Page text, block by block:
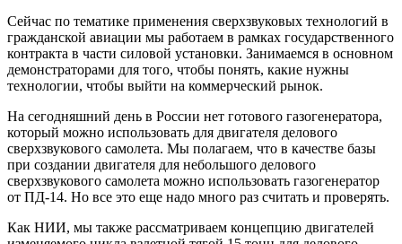
Сейчас по тематике применения сверхзвуковых технологий в
гражданской авиации мы работаем в рамках государственного
контракта в части силовой установки. Занимаемся в основном
демонстраторами для того, чтобы понять, какие нужны
технологии, чтобы выйти на коммерческий рынок.
На сегодняшний день в России нет готового газогенератора,
который можно использовать для двигателя делового
сверхзвукового самолета. Мы полагаем, что в качестве базы
при создании двигателя для небольшого делового
сверхзвукового самолета можно использовать газогенератор
от ПД-14. Но все это еще надо много раз считать и проверять.
Как НИИ, мы также рассматриваем концепцию двигателей